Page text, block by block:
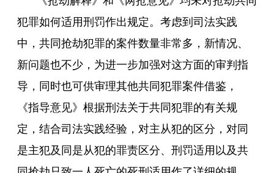
犯罪如何适用刑罚作出规定。考虑到司法实践
中，共同抢劫犯罪的案件数量非常多，新情况、
新问题也不少，为进一步加强对这方面的审判指
导，同时也可供审理其他共同犯罪案件借鉴，
《指导意见》根据刑法关于共同犯罪的有关规
定，结合司法实践经验，对主从犯的区分，对同
是主犯及同是从犯的罪责区分、刑罚适用以及共